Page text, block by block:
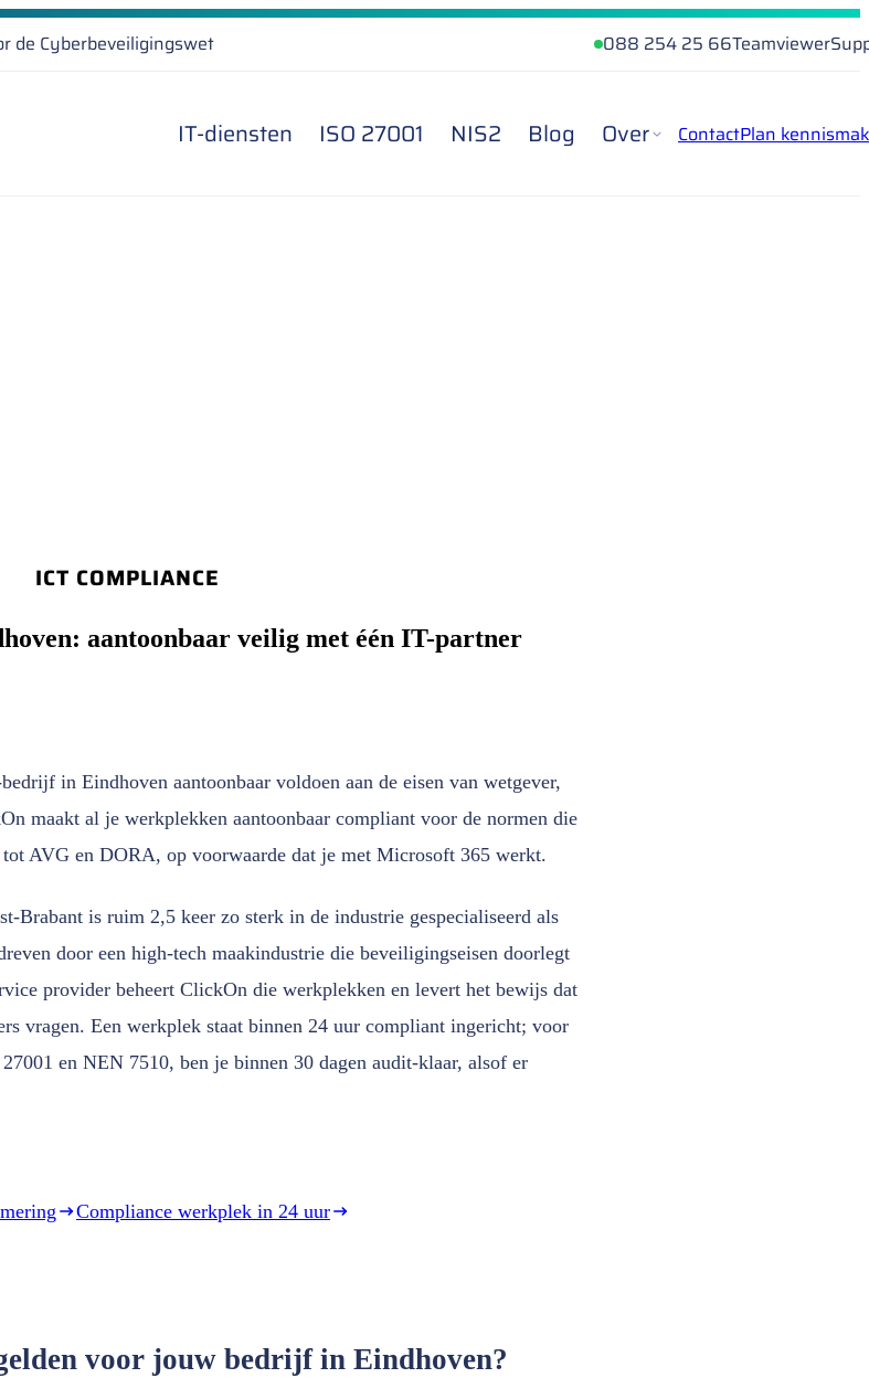
de Cyberbeveiligingswet 088 254 25 66Teamviewer
IT-diensten ISO 27001 NIS2 Blog Over ContactPlan
ICT COMPLIANCE
aantoonbaar veilig met één IT-partner
in Eindhoven aantoonbaar voldoen aan de eisen van wetgever,
maakt al je werkplekken aantoonbaar compliant voor de normen die
AVG en DORA, op voorwaarde dat je met Microsoft 365 werkt.
Brabant is ruim 2,5 keer zo sterk in de industrie gespecialiseerd als
door een high-tech maakindustrie die beveiligingseisen doorlegt
provider beheert ClickOn die werkplekken en levert het bewijs dat
vragen. Een werkplek staat binnen 24 uur compliant ingericht; voor
en NEN 7510, ben je binnen 30 dagen audit-klaar, alsof er
Compliance werkplek in 24 uur
voor jouw bedrijf in Eindhoven?